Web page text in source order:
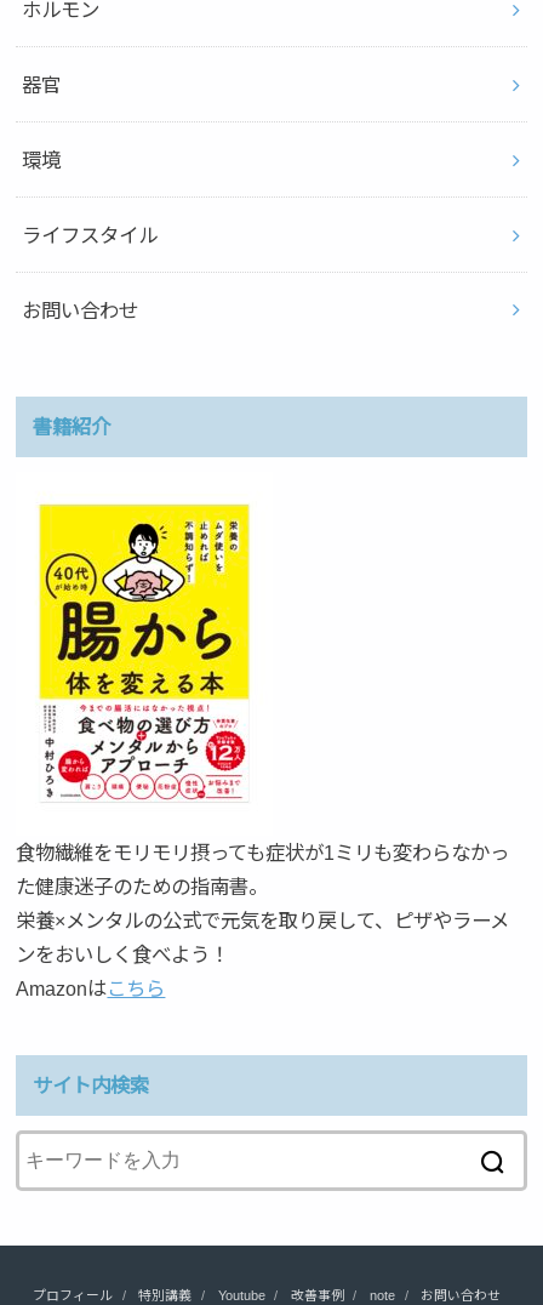
ホルモン
器官
環境
ライフスタイル
お問い合わせ
書籍紹介
食物繊維をモリモリ摂っても症状が1ミリも変わらなかっ
た健康迷子のための指南書。
栄養×メンタルの公式で元気を取り戻して、ピザやラーメ
ンをおいしく食べよう！
Amazonはこちら
サイト内検索
プロフィール 特別講義 Youtube 改善事例 note お問い合わせ